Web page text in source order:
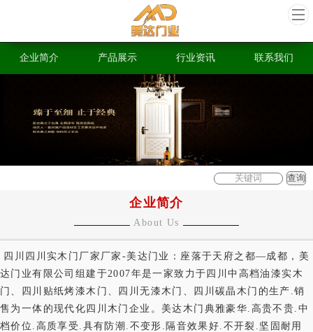
企业简介 产品展示 行业资讯 联系我们
企业简介
About Us
四川四川实木门厂家厂家-美达门业：座落于天府之都—成都，美
达门业有限公司组建于2007年是一家致力于四川中高档油漆实木
门、四川贴纸烤漆木门、四川无漆木门、四川碳晶木门的生产.销
售为一体的现代化四川木门企业。美达木门典雅豪华.高贵不贵.中
档价位.高质享受.具有防潮.不变形.隔音效果好.不开裂.坚固耐用